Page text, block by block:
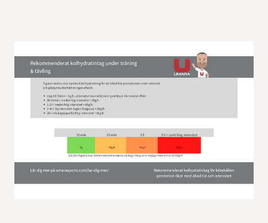
Res, bo, upplev
Hållbarhet
Göteborgsvarvets historia
Funktionär/Volontär